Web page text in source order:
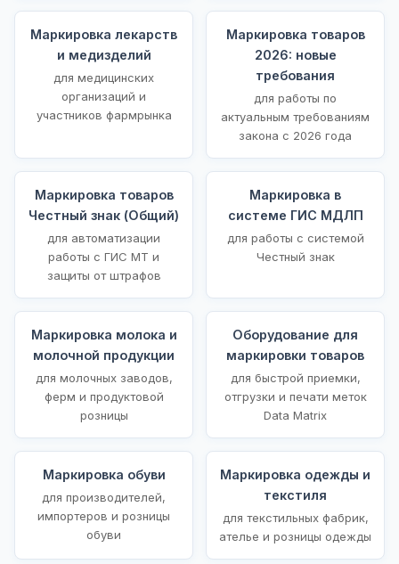
Маркировка лекарств
и медизделий
для медицинских
организаций и
участников фармрынка
Маркировка товаров
2026: новые
требования
для работы по
актуальным требованиям
закона с 2026 года
Маркировка товаров
Честный знак (Общий)
для автоматизации
работы с ГИС МТ и
защиты от штрафов
Маркировка в
системе ГИС МДЛП
для работы с системой
Честный знак
Маркировка молока и
молочной продукции
для молочных заводов,
ферм и продуктовой
розницы
Оборудование для
маркировки товаров
для быстрой приемки,
отгрузки и печати меток
Data Matrix
Маркировка обуви
для производителей,
импортеров и розницы
обуви
Маркировка одежды и
текстиля
для текстильных фабрик,
ателье и розницы одежды